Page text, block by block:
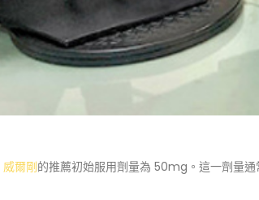
威爾剛的推薦初始服用劑量為 50mg。這一劑量